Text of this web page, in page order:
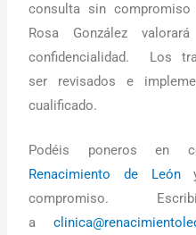
consulta sin
Rosa González
confidencialidad. Los
ser revisados e
cualificado.
Podéis poneros en
Renacimiento de Leóny
compromiso.
a